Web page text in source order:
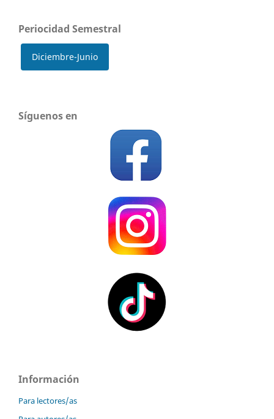
Periocidad Semestral
Diciembre-Junio
Síguenos en
Información
Para lectores/as